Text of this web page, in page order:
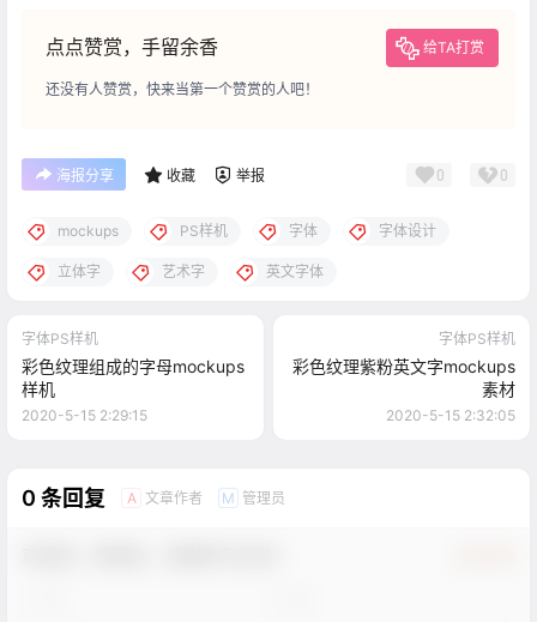
点点赞赏，手留余香 给TA打赏
还没有人赞赏，快来当第一个赞赏的人吧！
海报分享 收藏 举报 0 0
mockups PS样机 字体 字体设计
立体字 艺术字 英文字体
字体PS样机
彩色纹理组成的字母mockups
样机
2020-5-15 2:29:15
字体PS样机
彩色纹理紫粉英文字mockups
素材
2020-5-15 2:32:05
0 条回复 A 文章作者 M 管理员